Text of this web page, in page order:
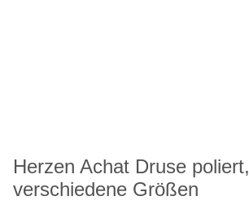
Herzen Achat Druse poliert,
verschiedene Größen